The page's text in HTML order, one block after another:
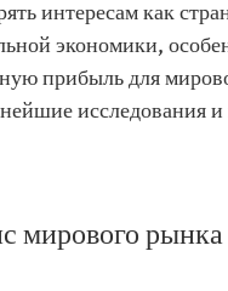
интересам как
экономики,
прибыль для
исследования и
мирового